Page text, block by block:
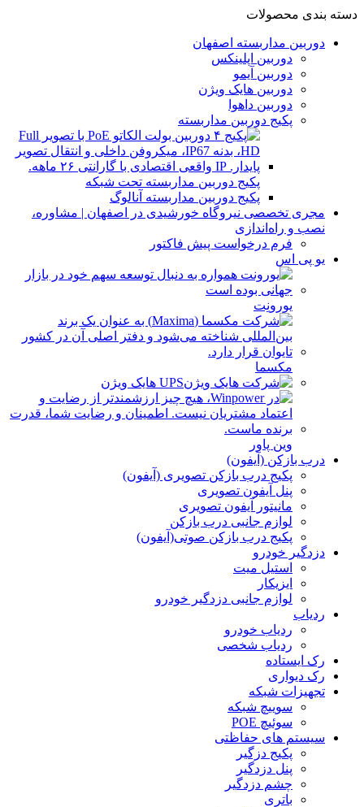
دسته بندی محصولات
دوربین مداربسته اصفهان
دوربین اپلینکس
دوربین آیمو
دوربین هایک ویژن
دوربین داهوا
پکیج دوربین مداربسته
پکیج دوربین مداربسته تحت شبکه
پکیج دوربین مداربسته آنالوگ
مجری تخصصی نیروگاه خورشیدی در اصفهان | مشاوره،
نصب و راه‌اندازی
فرم درخواست پیش فاکتور
یو پی اس
یورونِت
مکسما
UPS هایک ویژن
وین پاور
درب بازکن (آیفون)
پکیج درب بازکن تصویری (آیفون)
پنل آیفون تصویری
مانیتور آیفون تصویری
لوازم جانبی درب بازکن
پکیج درب بازکن صوتی(آیفون)
دزدگیر خودرو
استیل میت
ایزیکار
لوازم جانبی دزدگیر خودرو
ردیاب
ردیاب خودرو
ردیاب شخصی
رک ایستاده
رک دیواری
تجهیزات شبکه
سوییچ شبکه
سوئیچ POE
سیستم های حفاظتی
پکیج دزگیر
پنل دزدگیر
چشم دزدگیر
باتری